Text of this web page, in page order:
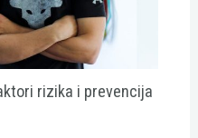
rizika i prevencija